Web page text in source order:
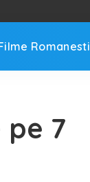
Romanesti
pe 7